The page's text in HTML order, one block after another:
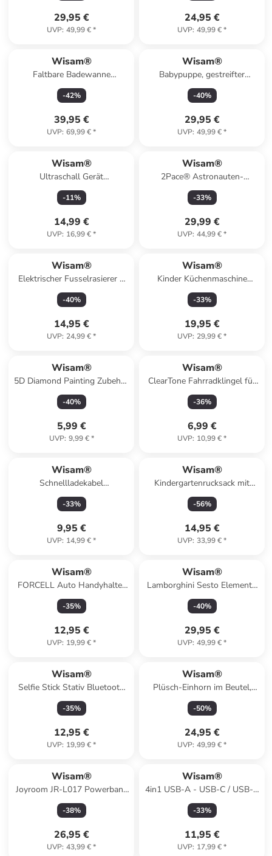
29,95 €
UVP: 49,99 €*
24,95 €
UVP: 49,99 €*
Wisam®
Faltbare Badewanne
rutschfest klappbar
-42%
39,95 €
UVP: 69,99 €*
Wisam®
Babypuppe, gestreifter
Pullover, Mütze, Schal,
Accessoires
-40%
29,95 €
UVP: 49,99 €*
Wisam®
Ultraschall Gerät
Gesichtspeeling
Gesichtsreinigung 3 in 1
-11%
14,99 €
UVP: 16,99 €*
Wisam®
2Pace® Astronauten-
Projektor Nachtlicht mit
Sternenhimmel und Nebula-
-33%
29,99 €
UVP: 44,99 €*
Wisam®
Elektrischer Fusselrasierer 3
Stufen Textilrasierer
-40%
14,95 €
UVP: 24,99 €*
Wisam®
Kinder Küchenmaschine
Spielzeug Licht Sound Mixer
-33%
19,95 €
UVP: 29,99 €*
Wisam®
5D Diamond Painting Zubehör
Set
-40%
5,99 €
UVP: 9,99 €*
Wisam®
ClearTone Fahrradklingel für
alle Fahrradtypen mit Lenker
Ø 22.2mm Schwarz
-36%
6,99 €
UVP: 10,99 €*
Wisam®
Schnellladekabel
Metalldatenkabel USB-C
kompatibel mit iPhone 20W
-33%
9,95 €
UVP: 14,99 €*
Wisam®
Kindergartenrucksack mit
Hauptfach
-56%
14,95 €
UVP: 33,99 €*
Wisam®
FORCELL Auto Handyhalter
GuardianAV Lüftung schwarz
-35%
12,95 €
UVP: 19,99 €*
Wisam®
Lamborghini Sesto Elemento
RC Auto 1:24
-40%
29,95 €
UVP: 49,99 €*
Wisam®
Selfie Stick Stativ Bluetooth
ZS8 Weiß Fernbedienung
-35%
12,95 €
UVP: 19,99 €*
Wisam®
Plüsch-Einhorn im Beutel,
weiß, 25 cm
-50%
24,95 €
UVP: 49,99 €*
Wisam®
Joyroom JR-L017 Powerbank
10.000mAh 22,5W mit Kabel
-38%
26,95 €
UVP: 43,99 €*
Wisam®
4in1 USB-A - USB-C / USB-C
/ Lightning / Micro-USB-Kabel
1,2m schwarz
-33%
11,95 €
UVP: 17,99 €*